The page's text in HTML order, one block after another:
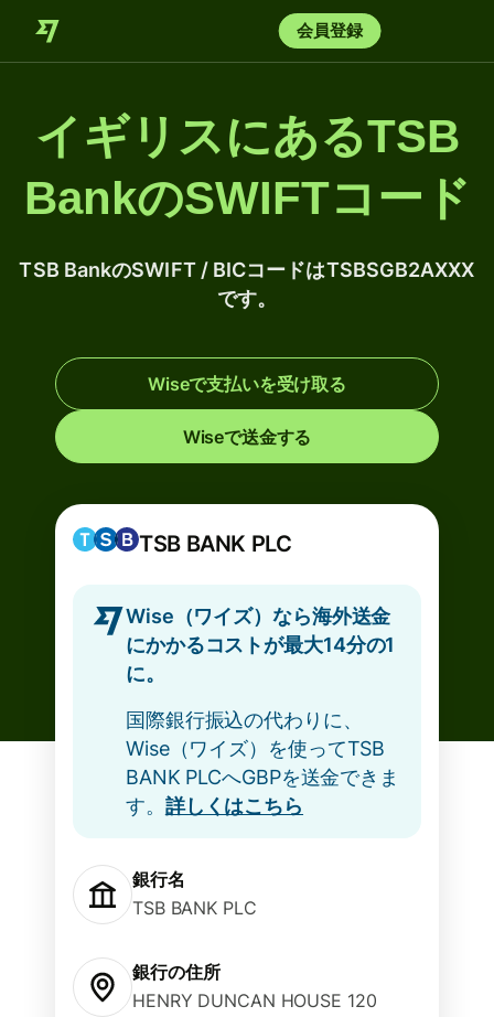
会員登録
イギリスにあるTSB
BankのSWIFTコード
TSB BankのSWIFT / BICコードはTSBSGB2AXXX
です。
Wiseで支払いを受け取る
Wiseで送金する
TSB BANK PLC
Wise（ワイズ）なら海外送金
にかかるコストが最大14分の1
に。
国際銀行振込の代わりに、
Wise（ワイズ）を使ってTSB
BANK PLCへGBPを送金できま
す。 詳しくはこちら
銀行名
TSB BANK PLC
銀行の住所
HENRY DUNCAN HOUSE 120